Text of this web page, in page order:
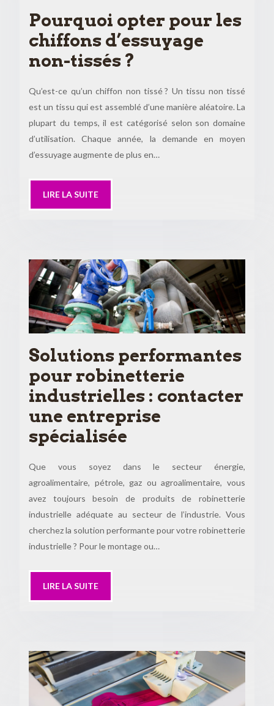
Pourquoi opter pour les
chiffons d’essuyage
non-tissés ?
Qu’est-ce qu’un chiffon non tissé ? Un tissu non tissé
est un tissu qui est assemblé d’une manière aléatoire. La
plupart du temps, il est catégorisé selon son domaine
d’utilisation. Chaque année, la demande en moyen
d’essuyage augmente de plus en…
LIRE LA SUITE
Solutions performantes
pour robinetterie
industrielles : contacter
une entreprise
spécialisée
Que vous soyez dans le secteur énergie,
agroalimentaire, pétrole, gaz ou agroalimentaire, vous
avez toujours besoin de produits de robinetterie
industrielle adéquate au secteur de l’industrie. Vous
cherchez la solution performante pour votre robinetterie
industrielle ? Pour le montage ou…
LIRE LA SUITE